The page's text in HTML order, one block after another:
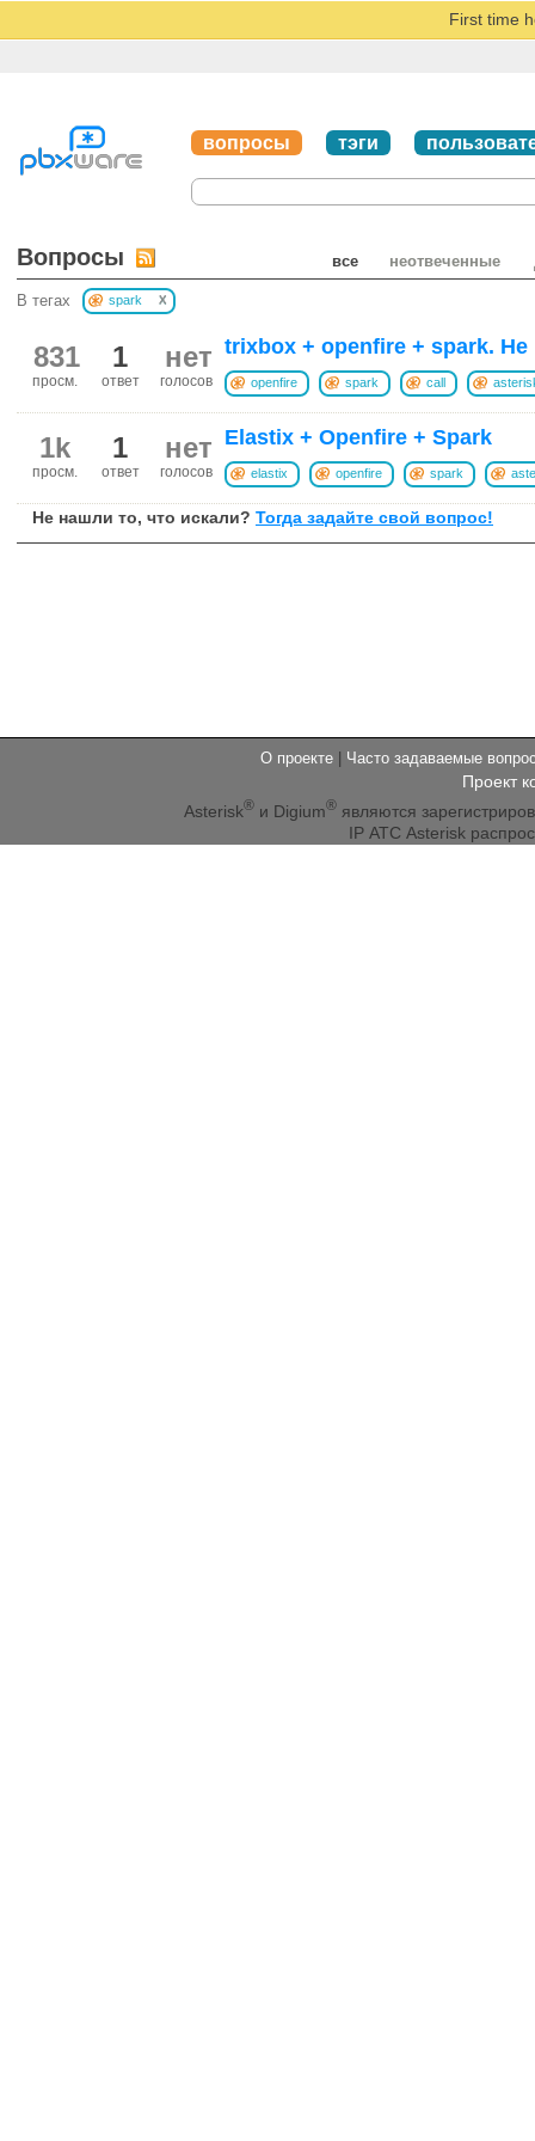
First time
вопросы тэги
все неотвеченные
Вопросы
В тегах spark x
нет
голосов
1
ответ
831
просм.
trixbox + openfire + spark. Не
openfire spark call
нет
голосов
1
ответ
1k
просм.
Elastix + Openfire + Spark
elastix openfire spark
Не нашли то, что искали? Тогда задайте свой вопрос!
О проекте | Часто задаваемые
Проект
Asterisk®и Digium®являются
IP АТС Asterisk